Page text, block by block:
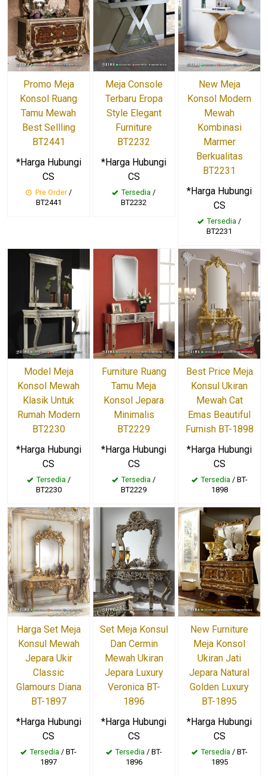
Promo Meja
Konsol Ruang
Tamu Mewah
Best Sellling
BT2441
*Harga Hubungi
CS
Pre Order/
BT2441
Meja Console
Terbaru Eropa
Style Elegant
Furniture
BT2232
*Harga Hubungi
CS
Tersedia /
BT2232
New Meja
Konsol Modern
Mewah
Kombinasi
Marmer
Berkualitas
BT2231
*Harga Hubungi
CS
Tersedia /
BT2231
Model Meja
Konsol Mewah
Klasik Untuk
Rumah Modern
BT2230
*Harga Hubungi
CS
Tersedia /
BT2230
Furniture Ruang
Tamu Meja
Konsol Jepara
Minimalis
BT2229
*Harga Hubungi
CS
Tersedia /
BT2229
Best Price Meja
Konsul Ukiran
Mewah Cat
Emas Beautiful
Furnish BT-1898
*Harga Hubungi
CS
Tersedia / BT-
1898
Harga Set Meja
Konsul Mewah
Jepara Ukir
Classic
Glamours Diana
BT-1897
*Harga Hubungi
CS
Tersedia / BT-
1897
Set Meja Konsul
Dan Cermin
Mewah Ukiran
Jepara Luxury
Veronica BT-
1896
*Harga Hubungi
CS
Tersedia / BT-
1896
New Furniture
Meja Konsol
Ukiran Jati
Jepara Natural
Golden Luxury
BT-1895
*Harga Hubungi
CS
Tersedia / BT-
1895